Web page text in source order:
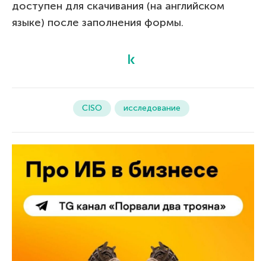
доступен для скачивания (на английском
языке) после заполнения формы.
CISO исследование